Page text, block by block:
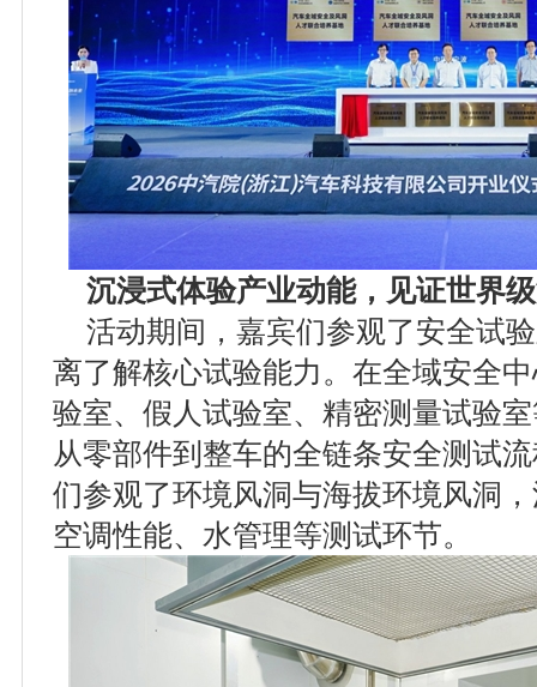
沉浸式体验产业动能，见证世界
活动期间，嘉宾们参观了安全试
离了解核心试验能力。在全域安全
验室、假人试验室、精密测量试验
从零部件到整车的全链条安全测试
们参观了环境风洞与海拔环境风洞
空调性能、水管理等测试环节。